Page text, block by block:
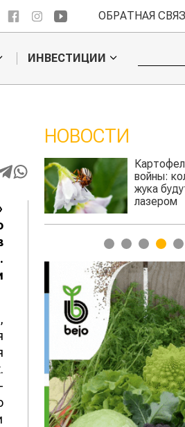
ОБРАТНАЯ
ИНВЕСТИЦИИ
НОВОСТИ
войны:
жука
лазером
1 2 3 4 5